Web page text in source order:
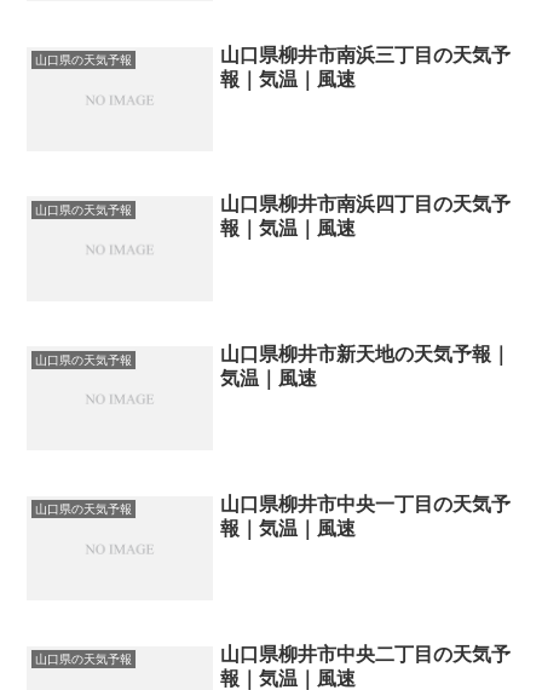
山口県の天気予報
山口県柳井市南浜三丁目の天気予
報｜気温｜風速
山口県の天気予報
山口県柳井市南浜四丁目の天気予
報｜気温｜風速
山口県の天気予報
山口県柳井市新天地の天気予報｜
気温｜風速
山口県の天気予報
山口県柳井市中央一丁目の天気予
報｜気温｜風速
山口県の天気予報
山口県柳井市中央二丁目の天気予
報｜気温｜風速